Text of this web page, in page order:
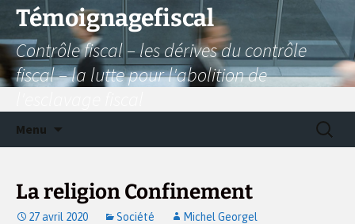
Aller
contenu
Témoignagefiscal
Contrôle fiscal – les dérives du contrôle
fiscal – la lutte pour l'abolition de
Menu
La religion Confinement
27 avril 2020 Société Michel Georgel